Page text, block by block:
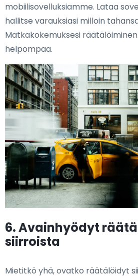
mobiilisovelluksiamme. Lataa
hallitse varauksiasi milloin
Matkakokemuksesi
helpompaa.
6. Avainhyödyt
siirroista
Mietitkö yhä, ovatko räätälöidyt